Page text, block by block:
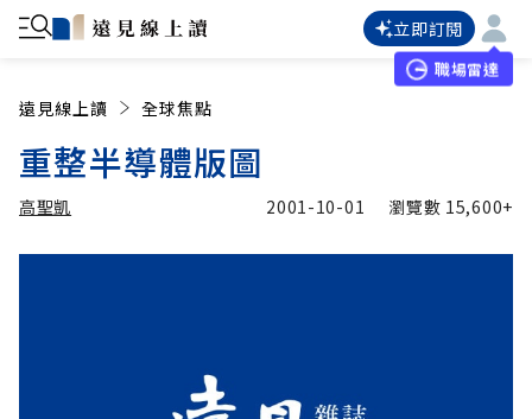
立即訂閱
職場雷達
遠見線上讀 全球焦點
重整半導體版圖
高聖凱 2001-10-01 瀏覽數 15,600+